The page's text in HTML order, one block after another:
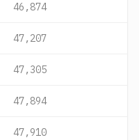
46,874
47,207
47,305
47,894
47,910